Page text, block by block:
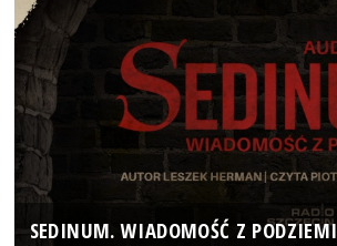
SEDINUM. WIADOMOŚĆ Z PODZIEMI